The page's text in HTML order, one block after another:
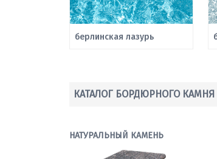
берлинская лазурь
КАТАЛОГ БОРДЮРНОГО КАМНЯ
НАТУРАЛЬНЫЙ КАМЕНЬ